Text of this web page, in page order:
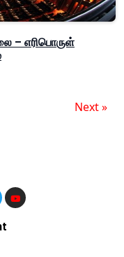
– எரிபொருள்
Next »